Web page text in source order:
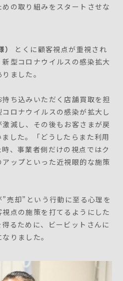
の取り組みをスタートさせな
）
とくに顧客視点が重視され
型コロナウイルスの感染拡大
ました。
ち込みいただく店舗買取を担
ロナウイルスの感染が拡大し
減し、その後もお客さまが戻
した。「どうしたらまた利用
、事業者側だけの視点ではク
ップといった近視眼的な施策
売却”という行動に至る心理を
点の施策を打てるようにした
るために、ビービットさんに
りました。